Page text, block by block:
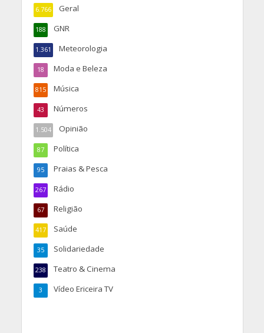
Geral
6.766
GNR
188
Meteorologia
1.361
Moda e Beleza
18
Música
815
Números
43
Opinião
1.504
Política
87
Praias & Pesca
95
Rádio
267
Religião
67
Saúde
417
Solidariedade
35
Teatro & Cinema
238
Vídeo Ericeira TV
3